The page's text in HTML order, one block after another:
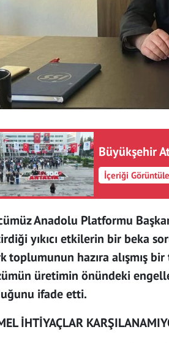
Büyükşehir
İçeriği Görüntüle
Anadolu Platformu
yıkıcı etkilerin bir beka
toplumunun hazıra alışmış
üretimin önündeki
ifade etti.
İHTİYAÇLAR